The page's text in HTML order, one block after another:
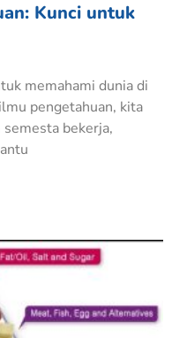
Kunci untuk
memahami dunia di
pengetahuan, kita
bekerja,